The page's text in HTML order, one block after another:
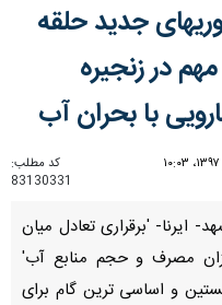
جدید حلقه
در زنجیره
با بحران آب
کد مطلب:
83130331
ایرنا- 'برقراری تعادل میان
مصرف و حجم منابع آب'
و اساسی ترین گام برای